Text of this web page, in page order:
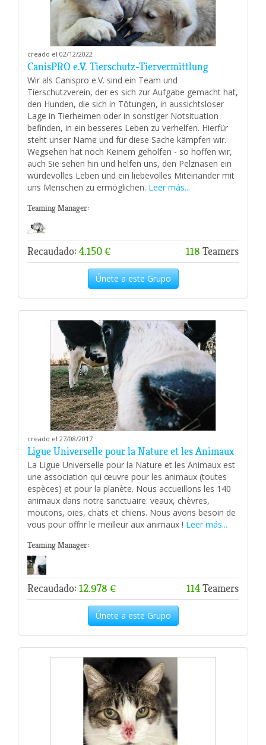
creado el 02/12/2022
CanisPRO e.V. Tierschutz-Tiervermittlung
Wir als Canispro e.V. sind ein Team und
Tierschutzverein, der es sich zur Aufgabe gemacht hat,
den Hunden, die sich in Tötungen, in aussichtsloser
Lage in Tierheimen oder in sonstiger Notsituation
befinden, in ein besseres Leben zu verhelfen. Hierfür
steht unser Name und für diese Sache kämpfen wir.
Wegsehen hat noch Keinem geholfen - so hoffen wir,
auch Sie sehen hin und helfen uns, den Pelznasen ein
würdevolles Leben und ein liebevolles Miteinander mit
uns Menschen zu ermöglichen. Leer más...
Teaming Manager:
Recaudado: 4.150 € 118 Teamers
Únete a este Grupo
creado el 27/08/2017
Ligue Universelle pour la Nature et les Animaux
La Ligue Universelle pour la Nature et les Animaux est
une association qui œuvre pour les animaux (toutes
espèces) et pour la planète. Nous accueillons les 140
animaux dans notre sanctuaire: veaux, chèvres,
moutons, oies, chats et chiens. Nous avons besoin de
vous pour offrir le meilleur aux animaux ! Leer más...
Teaming Manager:
Recaudado: 12.978 € 114Teamers
Únete a este Grupo